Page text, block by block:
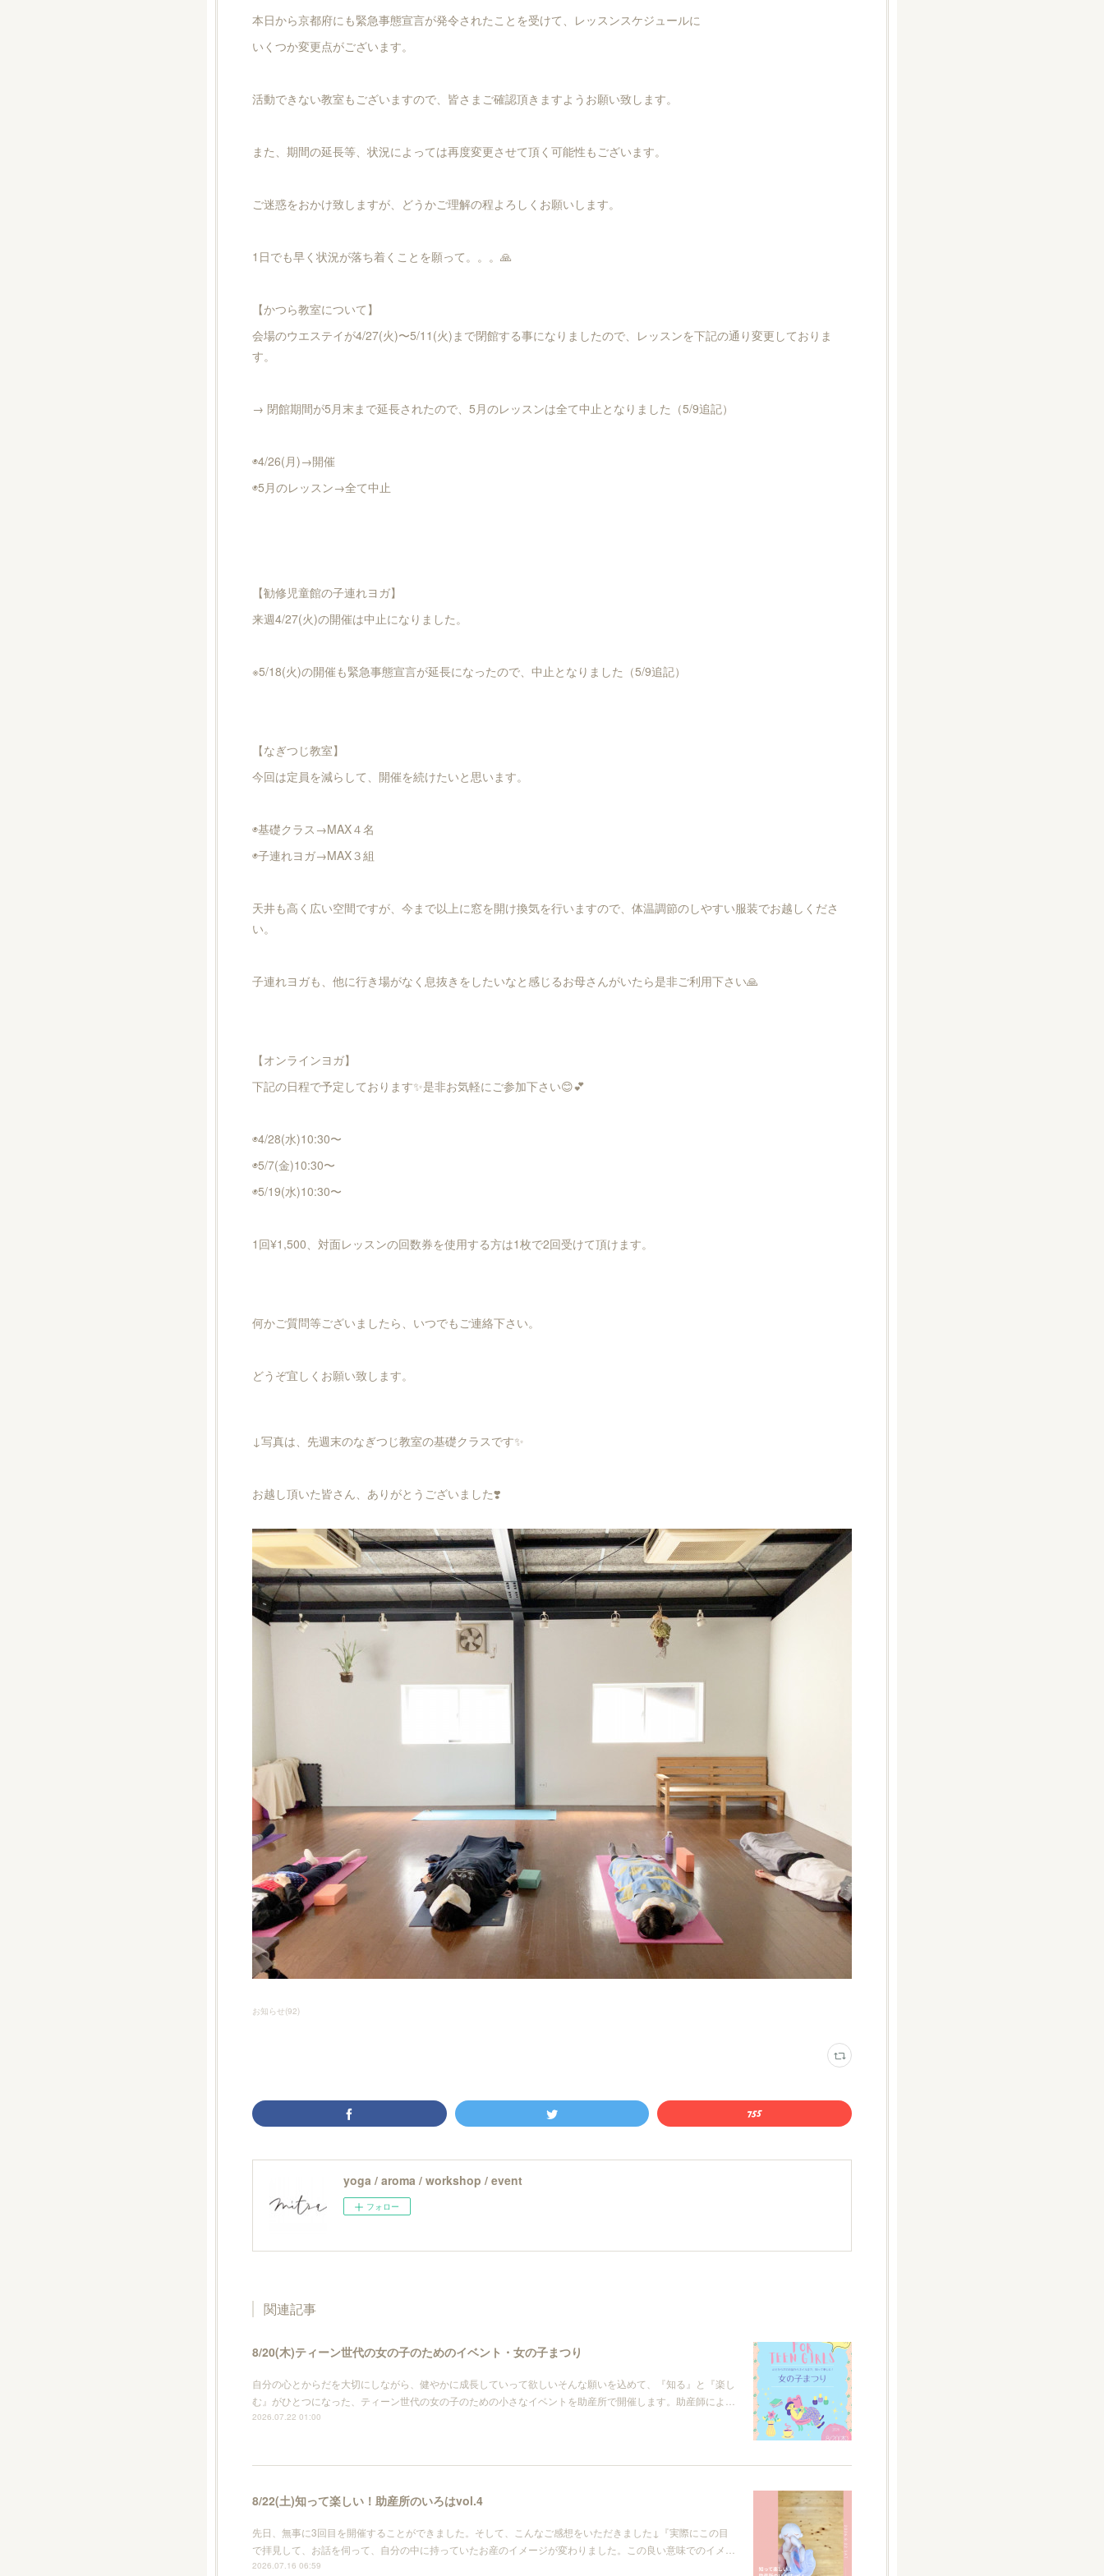
本日から京都府にも緊急事態宣言が発令されたことを受けて、レッスンスケジュールに
いくつか変更点がございます。
活動できない教室もございますので、皆さまご確認頂きますようお願い致します。
また、期間の延長等、状況によっては再度変更させて頂く可能性もございます。
ご迷惑をおかけ致しますが、どうかご理解の程よろしくお願いします。
1日でも早く状況が落ち着くことを願って。。。🙏
【かつら教室について】
会場のウエステイが4/27(火)〜5/11(火)まで閉館する事になりましたので、レッスンを下記の通り変更しておりま
す。
→ 閉館期間が5月末まで延長されたので、5月のレッスンは全て中止となりました（5/9追記）
◉4/26(月)→開催
◉5月のレッスン→全て中止
【勧修児童館の子連れヨガ】
来週4/27(火)の開催は中止になりました。
※5/18(火)の開催も緊急事態宣言が延長になったので、中止となりました（5/9追記）
【なぎつじ教室】
今回は定員を減らして、開催を続けたいと思います。
◉基礎クラス→MAX４名
◉子連れヨガ→MAX３組
天井も高く広い空間ですが、今まで以上に窓を開け換気を行いますので、体温調節のしやすい服装でお越しくださ
い。
子連れヨガも、他に行き場がなく息抜きをしたいなと感じるお母さんがいたら是非ご利用下さい🙏
【オンラインヨガ】
下記の日程で予定しております✨是非お気軽にご参加下さい😊💕
◉4/28(水)10:30〜
◉5/7(金)10:30〜
◉5/19(水)10:30〜
1回¥1,500、対面レッスンの回数券を使用する方は1枚で2回受けて頂けます。
何かご質問等ございましたら、いつでもご連絡下さい。
どうぞ宜しくお願い致します。
↓写真は、先週末のなぎつじ教室の基礎クラスです✨
お越し頂いた皆さん、ありがとうございました❣️
お知らせ(92)
yoga / aroma / workshop / event
フォロー
関連記事
8/20(木)ティーン世代の女の子のためのイベント・女の子まつり
自分の心とからだを大切にしながら、健やかに成長していって欲しいそんな願いを込めて、『知る』と『楽し
む』がひとつになった、ティーン世代の女の子のための小さなイベントを助産所で開催します。助産師によ…
2026.07.22 01:00
8/22(土)知って楽しい！助産所のいろはvol.4
先日、無事に3回目を開催することができました。そして、こんなご感想をいただきました↓『実際にこの目
で拝見して、お話を伺って、自分の中に持っていたお産のイメージが変わりました。この良い意味でのイメ…
2026.07.16 06:59